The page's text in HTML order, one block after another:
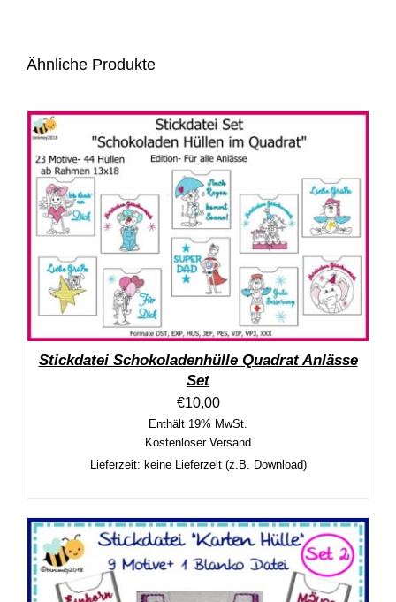
Ähnliche Produkte
Stickdatei Schokoladenhülle Quadrat Anlässe
Set
€10,00
Enthält 19% MwSt.
Kostenloser Versand
Lieferzeit: keine Lieferzeit (z.B. Download)